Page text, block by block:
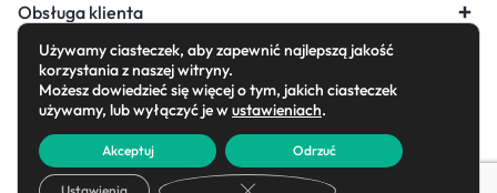
Obsługa klienta
Copyright © 2026 AdornFirany, All rights reserved.
Używamy ciasteczek, aby zapewnić najlepszą jakość
korzystania z naszej witryny.
Możesz dowiedzieć się więcej o tym, jakich ciasteczek
używamy, lub wyłączyć je wustawieniach.
Akceptuj Odrzuć
Zamknij panel powiadomień o